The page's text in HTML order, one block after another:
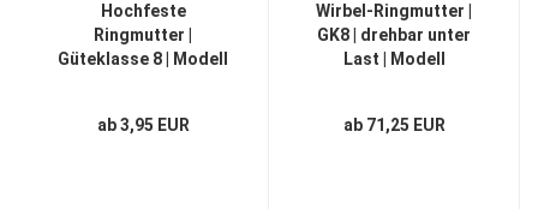
Hochfeste
Ringmutter |
Güteklasse 8 | Modell
ab 3,95 EUR
Wirbel-Ringmutter |
GK8 | drehbar unter
Last | Modell
ab 71,25 EUR